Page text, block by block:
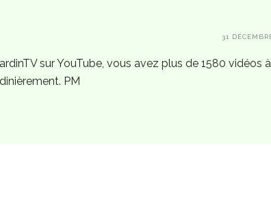
31
sur YouTube, vous avez plus de 1580 vidéos à
PM